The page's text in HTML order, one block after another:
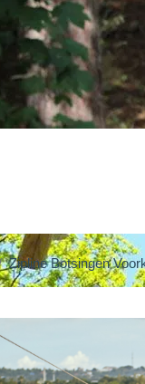
Zipline Botsingen